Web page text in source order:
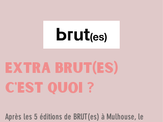
Extra brut(es)
c'est quoi ?
Après les 5 éditions de BRUT(es) à Mulhouse, le